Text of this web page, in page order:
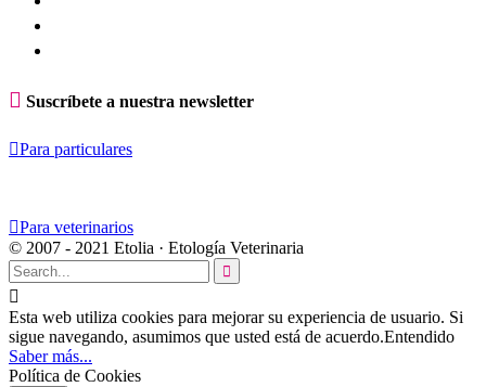
 Suscríbete a nuestra newsletter
Para particulares
Para veterinarios
© 2007 - 2021 Etolia · Etología Veterinaria


Esta web utiliza cookies para mejorar su experiencia de usuario. Si
sigue navegando, asumimos que usted está de acuerdo.Entendido
Saber más...
Política de Cookies